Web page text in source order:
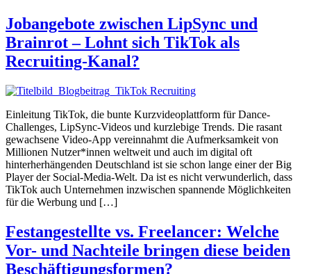
Jobangebote zwischen LipSync und
Brainrot – Lohnt sich TikTok als
Recruiting-Kanal?
Einleitung TikTok, die bunte Kurzvideoplattform für Dance-
Challenges, LipSync-Videos und kurzlebige Trends. Die rasant
gewachsene Video-App vereinnahmt die Aufmerksamkeit von
Millionen Nutzer*innen weltweit und auch im digital oft
hinterherhängenden Deutschland ist sie schon lange einer der Big
Player der Social-Media-Welt. Da ist es nicht verwunderlich, dass
TikTok auch Unternehmen inzwischen spannende Möglichkeiten
für die Werbung und […]
Festangestellte vs. Freelancer: Welche
Vor- und Nachteile bringen diese beiden
Beschäftigungsformen?